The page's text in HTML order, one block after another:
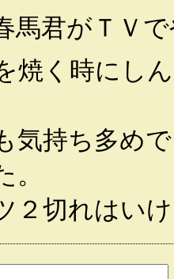
馬君がＴＶ
焼く時にし
気持ち多め
２切れはい